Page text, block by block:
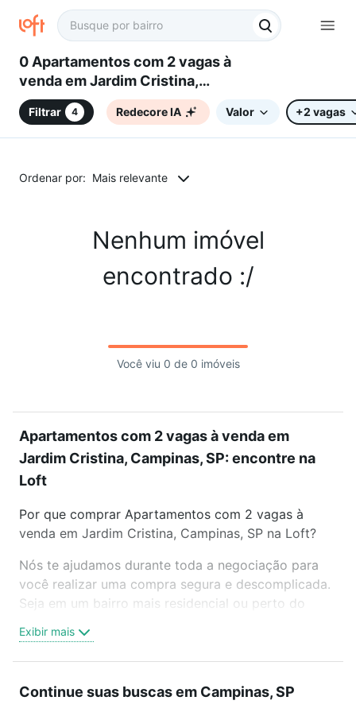
0 Apartamentos com 2 vagas à
venda em Jardim Cristina,
Campinas, SP
Filtrar 4 Redecore IA Valor +2 vagas
Ordenar por: Mais relevante
Nenhum imóvel
encontrado :/
Você viu 0 de 0 imóveis
Apartamentos com 2 vagas à venda em
Jardim Cristina, Campinas, SP: encontre na
Loft
Por que comprar Apartamentos com 2 vagas à
venda em Jardim Cristina, Campinas, SP na Loft?
Nós te ajudamos durante toda a negociação para
você realizar uma compra segura e descomplicada.
Seja em um bairro mais residencial ou perto do
oferta ideal de Apartamentos com 2 vagas à venda
em Jardim Cristina, Campinas, SP para conquistar
videochamada, é grátis, sem compromisso e você
Exibir mais
Continue suas buscas em Campinas, SP